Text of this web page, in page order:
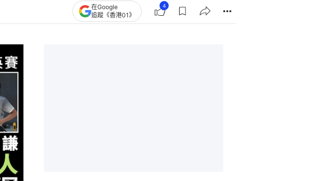
在Google
追蹤《香港01》
4